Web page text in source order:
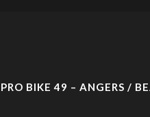
PRO BIKE 49 – ANGERS /